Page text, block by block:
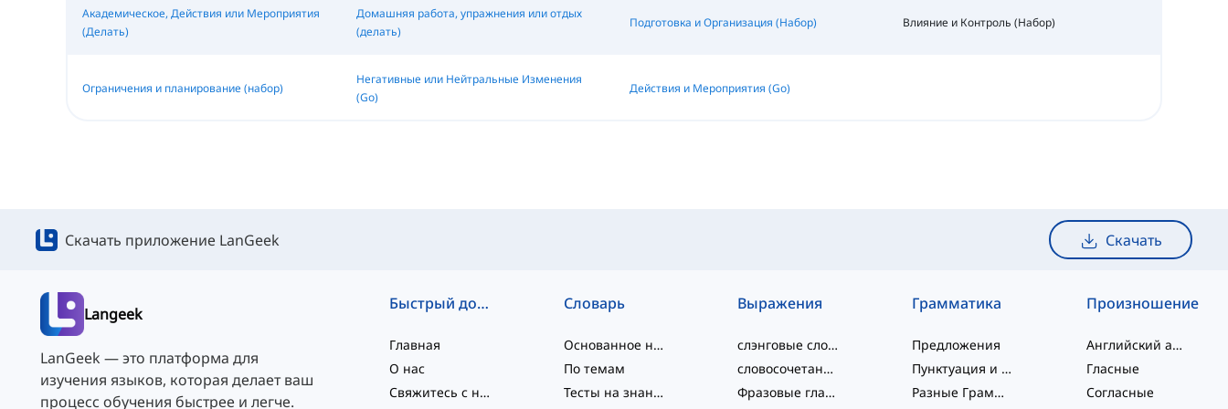
Академическое, Действия или Мероприятия
(Делать)
Домашняя работа, упражнения или отдых
(делать)
Подготовка и Организация (Набор) Влияние и Контроль (Набор)
Ограничения и планирование (набор)
Негативные или Нейтральные Изменения
(Go)
Действия и Мероприятия (Go)
Скачать приложение LanGeek Скачать
Langeek
LanGeek — это платформа для
изучения языков, которая делает ваш
процесс обучения быстрее и легче.
Быстрый доступ
Главная
О нас
Свяжитесь с нами
Словарь
Основанное на уровне
По темам
Тесты на знание языка
Выражения
слэнговые слова
словосочетания
Фразовые глаголы
Грамматика
Предложения
Пунктуация и Орфография
Разные Грамматические Темы
Произношение
Английский алфавит
Гласные
Согласные